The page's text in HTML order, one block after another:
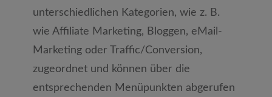
unterschiedlichen Kategorien, wie z. B.
wie Affiliate Marketing, Bloggen, eMail-
Marketing oder Traffic/Conversion,
zugeordnet und können über die
entsprechenden Menüpunkten abgerufen